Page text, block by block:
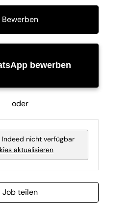
Bewerben
bewerben
oder
nicht verfügbar
aktualisieren
Job teilen